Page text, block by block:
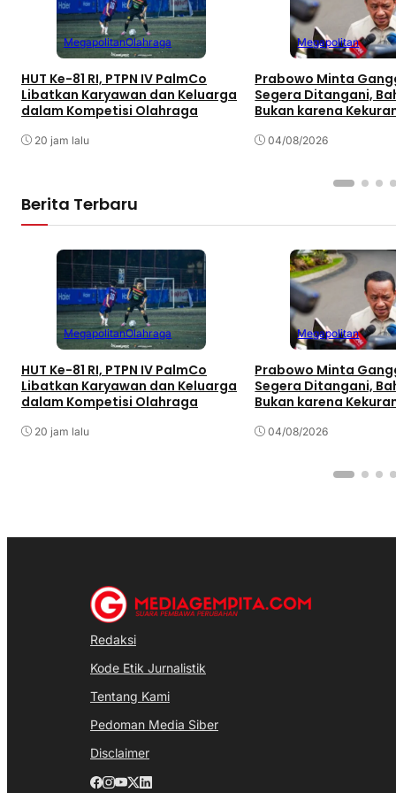
MegapolitanOlahraga
HUT Ke-81 RI, PTPN IV PalmCo
Libatkan Karyawan dan Keluarga
dalam Kompetisi Olahraga
20 jam lalu
Megapolitan
Prabowo Minta
Segera Ditangani,
Bukan karena
04/08/2026
Berita Terbaru
MegapolitanOlahraga
HUT Ke-81 RI, PTPN IV PalmCo
Libatkan Karyawan dan Keluarga
dalam Kompetisi Olahraga
20 jam lalu
Megapolitan
Prabowo Minta
Segera Ditangani,
Bukan karena
04/08/2026
Redaksi
Kode Etik Jurnalistik
Tentang Kami
Pedoman Media Siber
Disclaimer